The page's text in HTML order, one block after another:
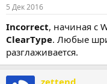
5 Дек 2016
Incorrect, начиная с
ClearType. Любые
разглаживается.
zettend